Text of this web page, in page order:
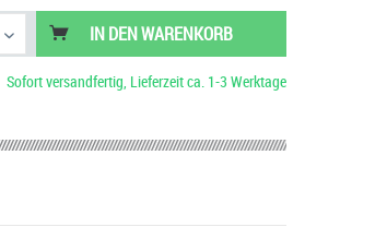
IN DENWARENKORB
Sofort versandfertig, Lieferzeit ca. 1-3 Werktage